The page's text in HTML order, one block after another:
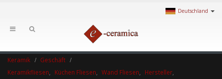
Deutschland
Keramik
Geschäft
Keramikfliesen
Küchen Fliesen Wand Fliesen Hersteller